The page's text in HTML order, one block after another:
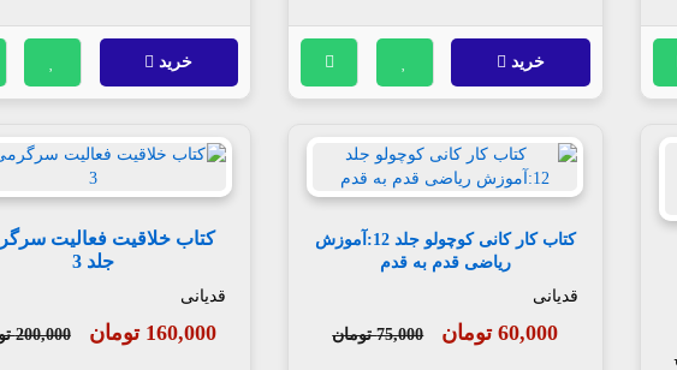
خرید خرید
کتاب کار کانی کوچولو جلد 12:آموزش
ریاضی قدم به قدم
قدیانی
60,000 تومان 75,000 تومان
کتاب خلاقیت فعالیت
جلد 3
قدیانی
160,000 تومان 200,000 تومان